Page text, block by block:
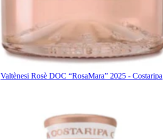
Valtènesi Rosè DOC “RosaMara” 2025 - Costaripa